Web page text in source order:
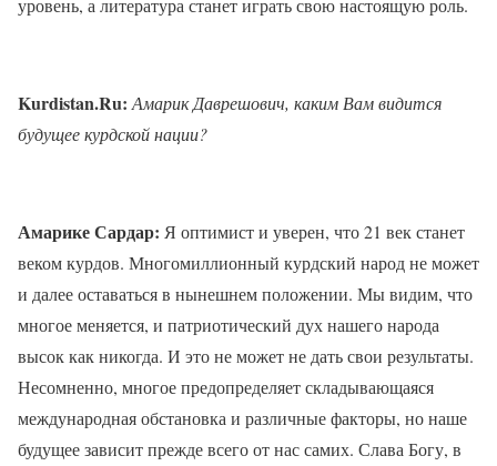
уровень, а литература станет играть свою настоящую роль.
Kurdistan.Ru: Амарик Даврешович, каким Вам видится
будущее курдской нации?
Амарике Сардар: Я оптимист и уверен, что 21 век станет
веком курдов. Многомиллионный курдский народ не может
и далее оставаться в нынешнем положении. Мы видим, что
многое меняется, и патриотический дух нашего народа
высок как никогда. И это не может не дать свои результаты.
Несомненно, многое предопределяет складывающаяся
международная обстановка и различные факторы, но наше
будущее зависит прежде всего от нас самих. Слава Богу, в